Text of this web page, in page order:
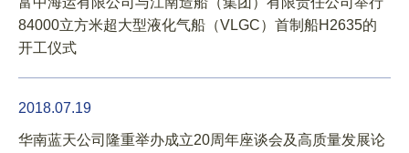
84000立方米超大型液化气船（VLGC）首制船H2635的
开工仪式
2018.07.19
华南蓝天公司隆重举办成立20周年座谈会及高质量发展论